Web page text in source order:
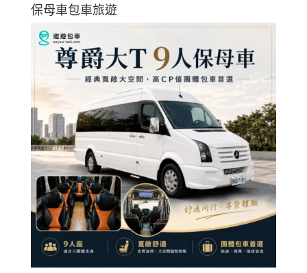
保母車包車旅遊